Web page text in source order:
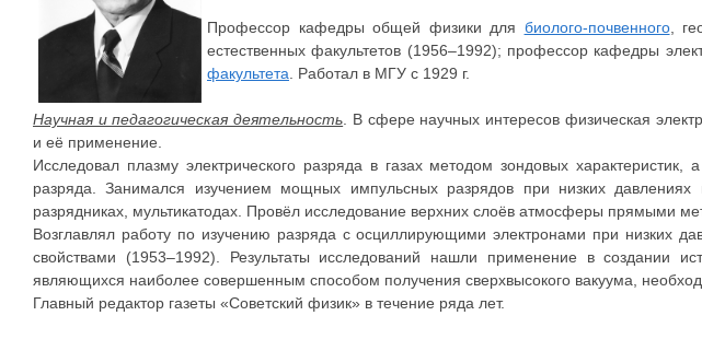
Профессор кафедры общей физики для биолого-почвенного,
естественных факультетов (1956–1992); профессор кафедры
факультета . Работал в МГУ с 1929 г.
Научная и педагогическая деятельность . В сфере научных интересов физическая
и её применение.
Исследовал плазму электрического разряда в газах методом зондовых
разряда. Занимался изучением мощных импульсных разрядов при низких
разрядниках, мультикатодах. Провёл исследование верхних слоёв атмосферы прямыми
Возглавлял работу по изучению разряда с осциллирующими электронами при низких
свойствами (1953–1992). Результаты исследований нашли применение в создании
являющихся наиболее совершенным способом получения сверхвысокого вакуума,
Главный редактор газеты «Советский физик» в течение ряда лет.